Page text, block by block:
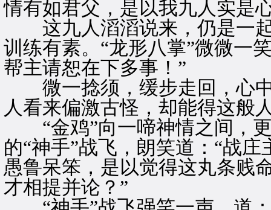
情有如君父，是以我九人实是
这九人滔滔说来，仍是一起
训练有素。“龙形八掌”微微一
帮主请恕在下多事！”
微一捻须，缓步走回，心中
人看来偏激古怪，却能得这般
“金鸡”向一啼神情之间，更
的“神手”战飞，朗笑道：“战
愚鲁呆笨，是以觉得这丸条贱
才相提并论？”